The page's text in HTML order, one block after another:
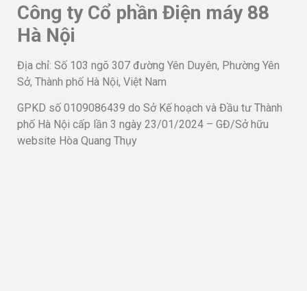
Công ty Cổ phần Điện máy 88
Hà Nội
Địa chỉ: Số 103 ngõ 307 đường Yên Duyên, Phường Yên
Sở, Thành phố Hà Nội, Việt Nam
GPKD số 0109086439 do Sở Kế hoạch và Đầu tư Thành
phố Hà Nội cấp lần 3 ngày 23/01/2024 – GĐ/Sở hữu
website Hòa Quang Thụy